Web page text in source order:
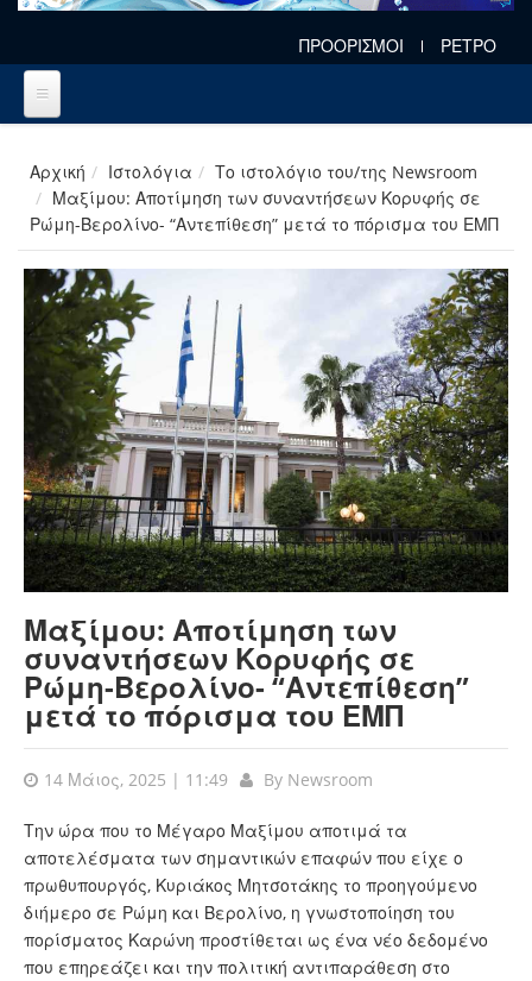
ΠΡΟΟΡΙΣΜΟΙ ΡΕΤΡΟ
Αρχική Ιστολόγια
Το ιστολόγιο του/της Newsroom
Μαξίμου: Αποτίμηση των συναντήσεων Κορυφής σε
Ρώμη-Βερολίνο- “Αντεπίθεση” μετά το πόρισμα του ΕΜΠ
Μαξίμου: Αποτίμηση των
συναντήσεων Κορυφής σε
Ρώμη-Βερολίνο- “Αντεπίθεση”
μετά το πόρισμα του ΕΜΠ
14 Μάιος, 2025 | 11:49 By Newsroom
Την ώρα που το Μέγαρο Μαξίμου αποτιμά τα
αποτελέσματα των σημαντικών επαφών που είχε ο
πρωθυπουργός, Κυριάκος Μητσοτάκης το προηγούμενο
διήμερο σε Ρώμη και Βερολίνο, η γνωστοποίηση του
πορίσματος Καρώνη προστίθεται ως ένα νέο δεδομένο
που επηρεάζει και την πολιτική αντιπαράθεση στο